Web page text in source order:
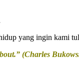
yang ingin kami
(Charles